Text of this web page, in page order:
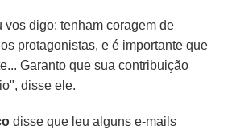
vos digo: tenham coragem de
protagonistas, e é importante que
Garanto que sua contribuição
disse ele.
disse que leu alguns e-mails